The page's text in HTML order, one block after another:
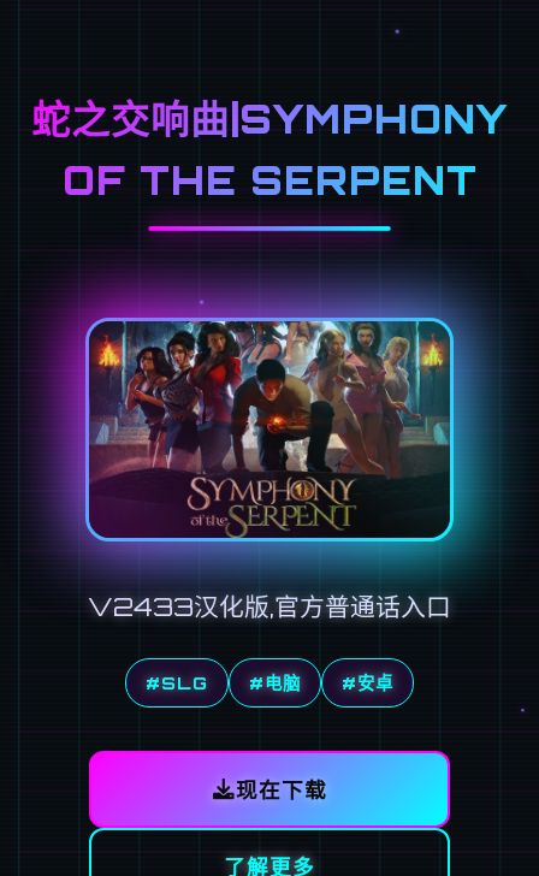
蛇之交响曲|SYMPHONY
OF THE SERPENT
V2433汉化版,官方普通话入口
#SLG #电脑 #安卓
现在下载
了解更多